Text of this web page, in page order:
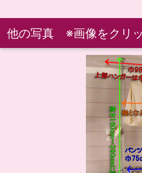
他の写真 ※画像をクリッ